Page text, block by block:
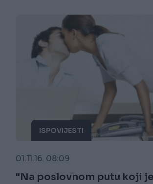
ISPOVIJESTI
01.11.16. 08:09
"Na poslovnom putu koji